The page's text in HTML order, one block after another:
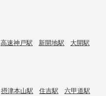
高速神戸駅 新開地駅
大開駅
摂津本山駅 住吉駅
六甲道駅